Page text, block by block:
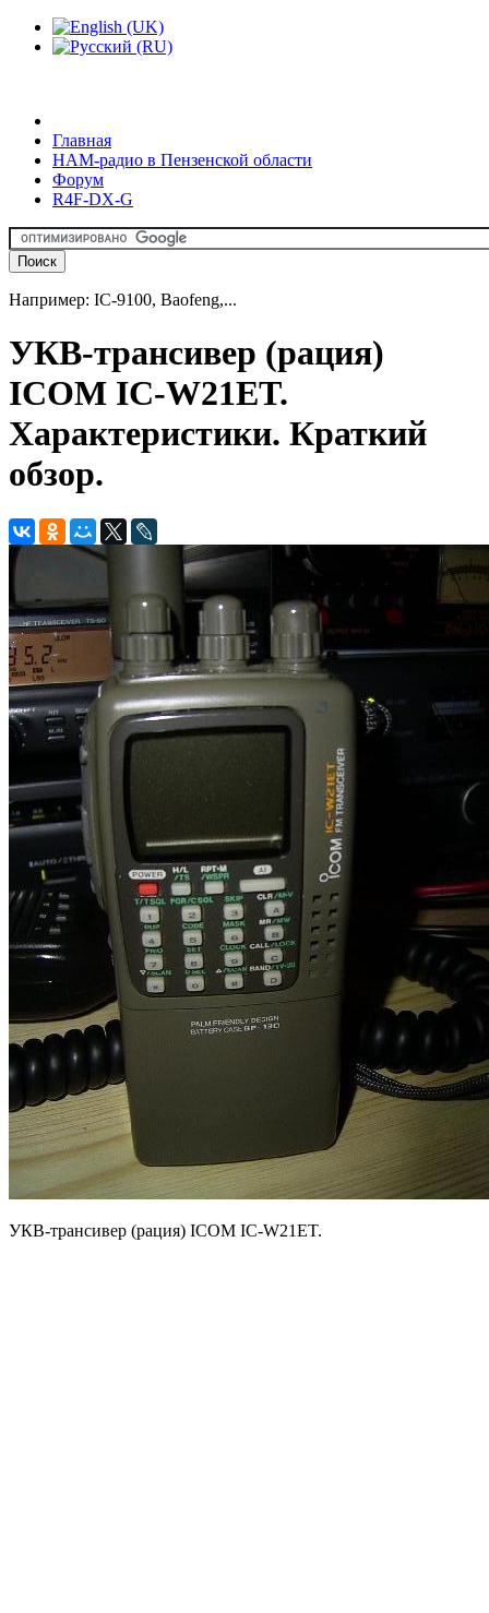
Главная
HAM-радио в Пензенской области
Форум
R4F-DX-G
Например: IC-9100, Baofeng,...
УКВ-трансивер (рация)
ICOM IC-W21ET.
Характеристики. Краткий
обзор.
УКВ-трансивер (рация) ICOM IC-W21ET.